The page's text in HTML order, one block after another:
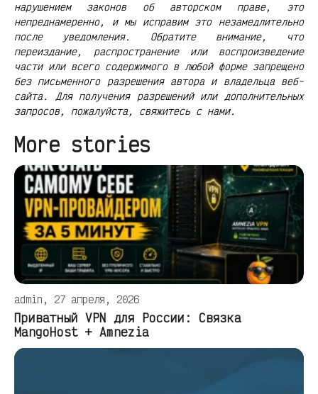
нарушением законов об авторском праве, это
непреднамеренно, и мы исправим это незамедлительно
после уведомления. Обратите внимание, что
переиздание, распространение или воспроизведение
части или всего содержимого в любой форме запрещено
без письменного разрешения автора и владельца веб-
сайта. Для получения разрешений или дополнительных
запросов, пожалуйста, свяжитесь с нами.
More stories
admin, 27 апреля, 2026
Приватный VPN для России: Связка
MangoHost + Amnezia